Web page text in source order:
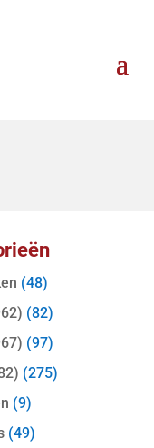
(48)
(82)
(97)
(275)
(9)
(49)